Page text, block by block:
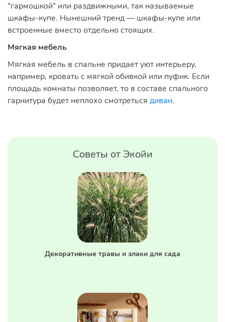
"гармошкой" или раздвижными, так называемые
шкафы-купе. Нынешний тренд — шкафы-купе или
встроенные вместо отдельно стоящих.
Мягкая мебель
Мягкая мебель в спальне придает уют интерьеру,
например, кровать с мягкой обивкой или пуфик. Если
площадь комнаты позволяет, то в составе спального
гарнитура будет неплохо смотреться диван.
Советы от Экойи
Декоративные травы и злаки для сада